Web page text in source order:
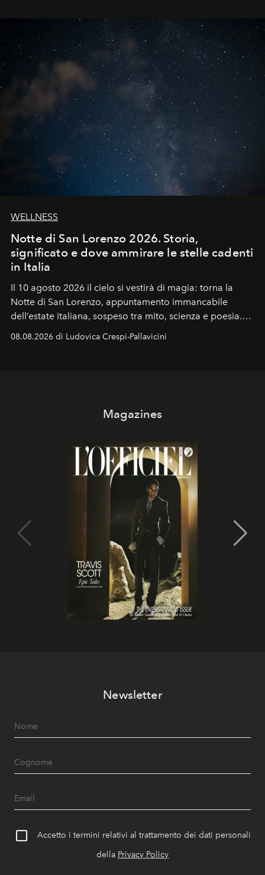
WELLNESS
Notte di San Lorenzo 2026. Storia,
significato e dove ammirare le stelle cadenti
in Italia
Il 10 agosto 2026 il cielo si vestirà di magia: torna la
Notte di San Lorenzo, appuntamento immancabile
dell’estate italiana, sospeso tra mito, scienza e poesia.
Sarà il momento in cui gli occhi si alzano verso la volta
celeste per seguire il passaggio delle
08.08.2026 di Ludovica Crespi-Pallavicini
Magazines
Newsletter
Accetto i termini relativi al trattamento dei dati personali
della Privacy Policy